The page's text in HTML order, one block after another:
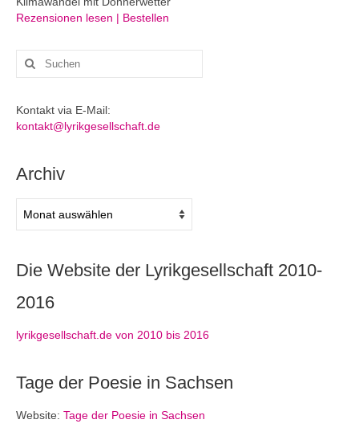
Rezensionen lesen | Bestellen
Suchen
nach:
Kontakt via E-Mail:
kontakt@lyrikgesellschaft.de
Archiv
Die Website der Lyrikgesellschaft 2010-
2016
lyrikgesellschaft.de von 2010 bis 2016
Tage der Poesie in Sachsen
Website: Tage der Poesie in Sachsen